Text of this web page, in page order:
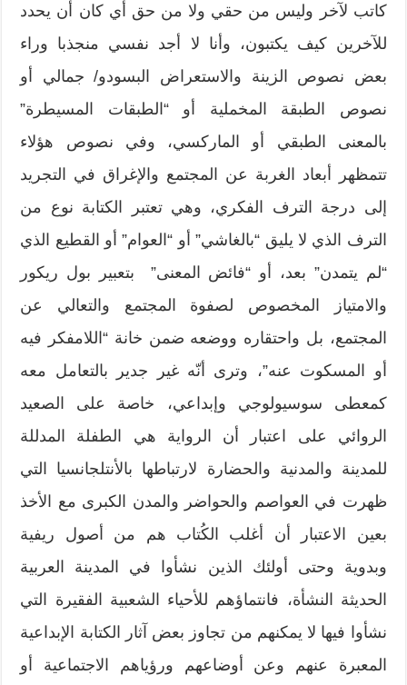
كاتب لآخر وليس من حقي ولا من حق أي كان أن يحدد
للآخرين كيف يكتبون، وأنا لا أجد نفسي منجذبا وراء
بعض نصوص الزينة والاستعراض البسودو/ جمالي أو
نصوص الطبقة المخملية أو “الطبقات المسيطرة”
بالمعنى الطبقي أو الماركسي، وفي نصوص هؤلاء
تتمظهر أبعاد الغربة عن المجتمع والإغراق في التجريد
إلى درجة الترف الفكري، وهي تعتبر الكتابة نوع من
الترف الذي لا يليق “بالغاشي” أو “العوام” أو القطيع الذي
“لم يتمدن” بعد، أو “فائض المعنى” بتعبير بول ريكور
والامتياز المخصوص لصفوة المجتمع والتعالي عن
المجتمع، بل واحتقاره ووضعه ضمن خانة “اللامفكر فيه
أو المسكوت عنه”، وترى أنّه غير جدير بالتعامل معه
كمعطى سوسيولوجي وإبداعي، خاصة على الصعيد
الروائي على اعتبار أن الرواية هي الطفلة المدللة
للمدينة والمدنية والحضارة لارتباطها بالأنتلجانسيا التي
ظهرت في العواصم والحواضر والمدن الكبرى مع الأخذ
بعين الاعتبار أن أغلب الكُتاب هم من أصول ريفية
وبدوية وحتى أولئك الذين نشأوا في المدينة العربية
الحديثة النشأة، فانتماؤهم للأحياء الشعبية الفقيرة التي
نشأوا فيها لا يمكنهم من تجاوز بعض آثار الكتابة الإبداعية
المعبرة عنهم وعن أوضاعهم ورؤياهم الاجتماعية أو